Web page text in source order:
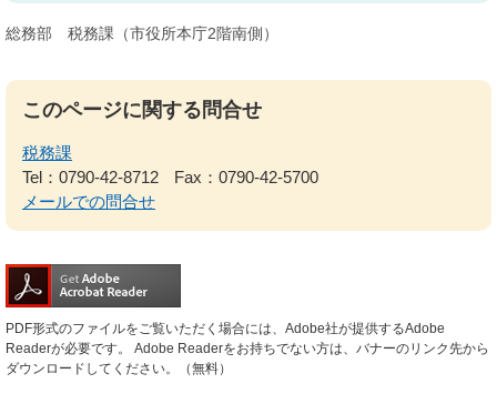
総務部 税務課（市役所本庁2階南側）
このページに関する問合せ
税務課
Tel：0790-42-8712
Fax：0790-42-5700
メールでの問合せ
PDF形式のファイルをご覧いただく場合には、Adobe社が提供するAdobe
Readerが必要です。
Adobe Readerをお持ちでない方は、バナーのリンク先から
ダウンロードしてください。（無料）